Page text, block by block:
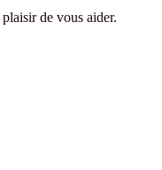
de vous aider.